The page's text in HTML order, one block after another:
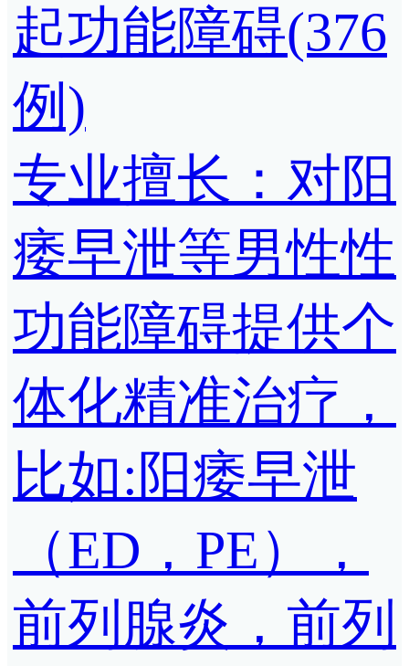
起功能障碍(376
例)
专业擅长：对阳
痿早泄等男性性
功能障碍提供个
体化精准治疗，
比如:阳痿早泄
（ED，PE），
前列腺炎，前列